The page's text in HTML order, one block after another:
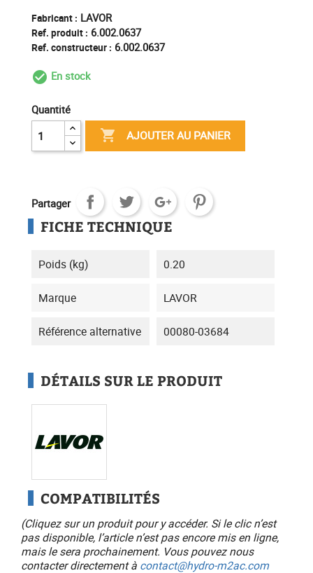
Fabricant : LAVOR
Ref. produit : 6.002.0637
Ref. constructeur : 6.002.0637
check_circle_outline
En stock
Quantité
 AJOUTER AU PANIER
Partager
FICHE TECHNIQUE
Poids (kg) 0.20
Marque LAVOR
Référence alternative 00080-03684
DÉTAILS SUR LE PRODUIT
COMPATIBILITÉS
(Cliquez sur un produit pour y accéder. Si le clic n’est
pas disponible, l’article n’est pas encore mis en ligne,
mais le sera prochainement. Vous pouvez nous
contacter directement à contact@hydro-m2ac.com